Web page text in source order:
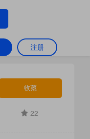
注册
收藏
22